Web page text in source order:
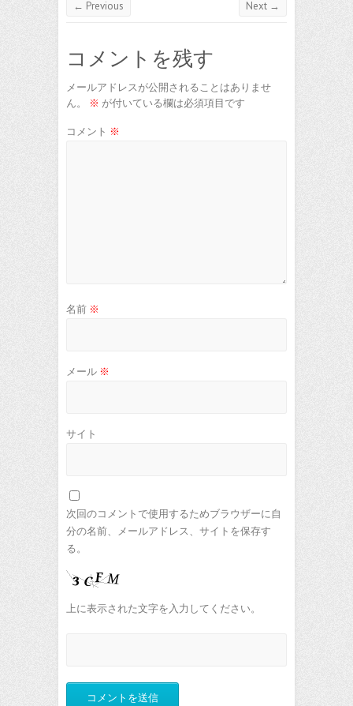
← Previous Next →
コメントを残す
メールアドレスが公開されることはありませ
ん。
※ が付いている欄は必須項目です
コメント ※
名前 ※
メール ※
サイト
次回のコメントで使用するためブラウザーに自
分の名前、メールアドレス、サイトを保存す
る。
上に表示された文字を入力してください。